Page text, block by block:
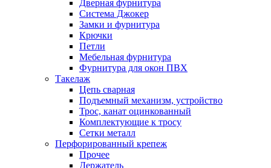
Дверная фурнитура
Система Джокер
Замки и фурнитура
Крючки
Петли
Мебельная фурнитура
Фурнитура для окон ПВХ
Такелаж
Цепь сварная
Подъемный механизм, устройство
Трос, канат оцинкованный
Комплектующие к тросу
Сетки металл
Перфорированный крепеж
Прочее
Держатель